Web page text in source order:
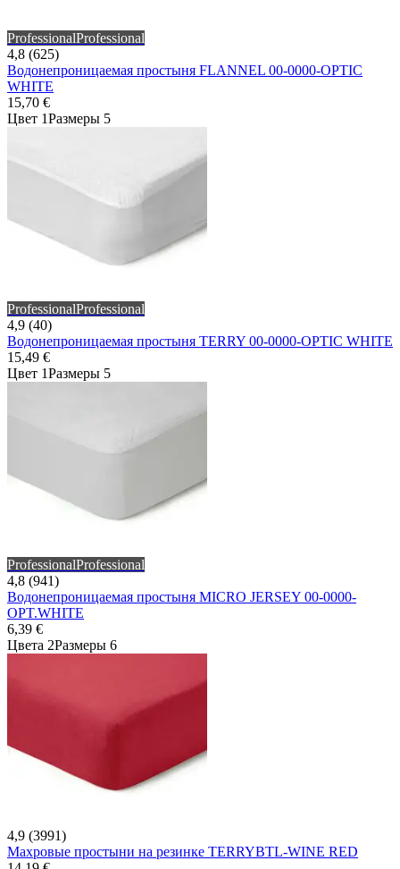
ProfessionalProfessional
4,8 (625)
Водонепроницаемая простыня FLANNEL 00-0000-OPTIC
WHITE
15,70 €
Цвет 1Размеры 5
ProfessionalProfessional
4,9 (40)
Водонепроницаемая простыня TERRY 00-0000-OPTIC WHITE
15,49 €
Цвет 1Размеры 5
ProfessionalProfessional
4,8 (941)
Водонепроницаемая простыня MICRO JERSEY 00-0000-
OPT.WHITE
6,39 €
Цвета 2Размеры 6
4,9 (3991)
Махровые простыни на резинке TERRYBTL-WINE RED